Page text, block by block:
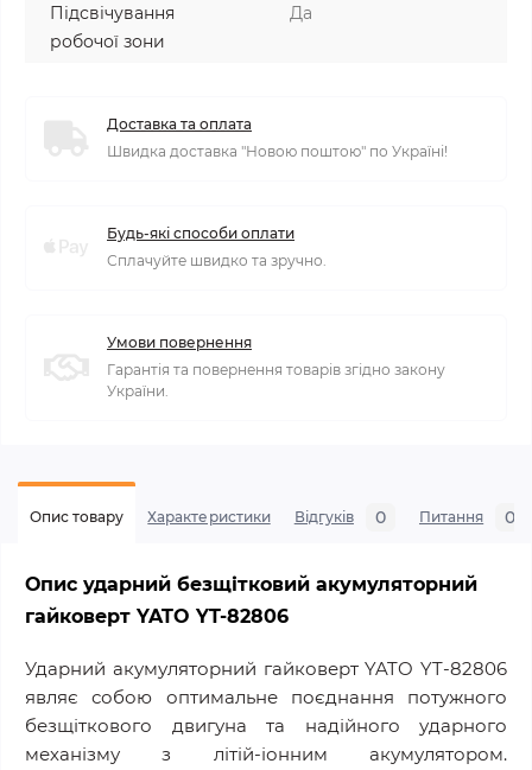
Підсвічування
робочої зони
Да
Доставка та оплата
Швидка доставка "Новою поштою" по Україні!
Будь-які способи оплати
Сплачуйте швидко та зручно.
Умови повернення
Гарантія та повернення товарів згідно закону
України.
Опис товару Характеристики Відгуків 0 Питання 0
Опис ударний безщітковий акумуляторний
гайковерт YATO YT-82806
Ударний акумуляторний гайковерт YATO YT-82806
являє собою оптимальне поєднання потужного
безщіткового двигуна та надійного ударного
механізму з літій-іонним акумулятором.